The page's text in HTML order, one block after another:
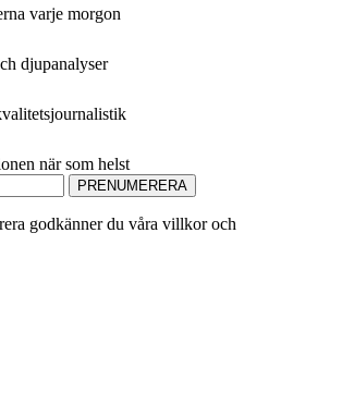
varje morgon
djupanalyser
när som helst
PRENUMERERA
godkänner du våra villkor och